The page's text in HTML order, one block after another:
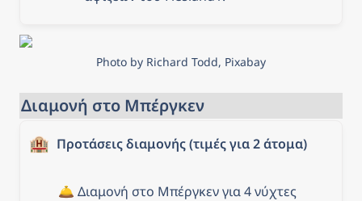
Photo by Richard Todd, Pixabay
Διαμονή στο Μπέργκεν
🏨 Προτάσεις διαμονής (τιμές για 2 άτομα)
🛎️ Διαμονή στο Μπέργκεν για 4 νύχτες